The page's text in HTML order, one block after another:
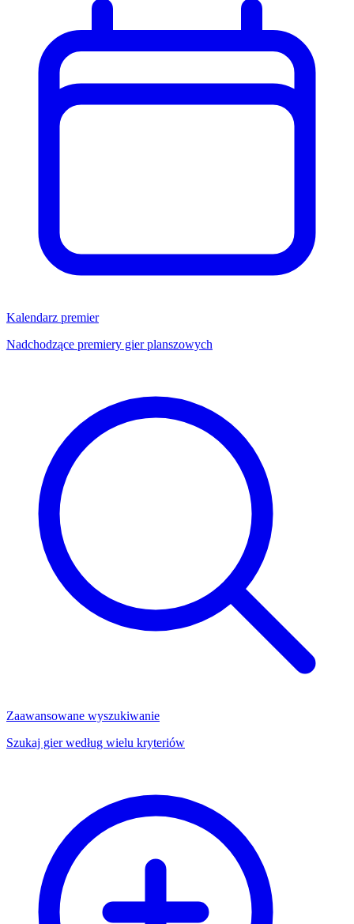
Kalendarz premier
Nadchodzące premiery gier planszowych
Zaawansowane wyszukiwanie
Szukaj gier według wielu kryteriów